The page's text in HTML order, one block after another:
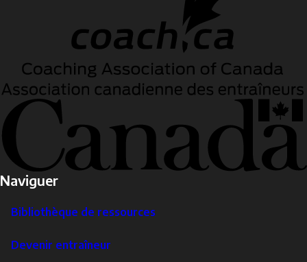
Naviguer
Bibliothèque de ressources
Devenir entraîneur